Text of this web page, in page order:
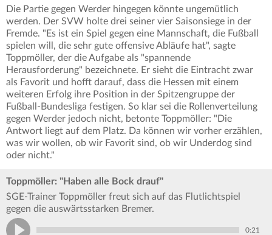
Die Partie gegen Werder hingegen könnte ungemütlich
werden. Der SVW holte drei seiner vier Saisonsiege in der
Fremde. "Es ist ein Spiel gegen eine Mannschaft, die Fußball
spielen will, die sehr gute offensive Abläufe hat", sagte
Toppmöller, der die Aufgabe als "spannende
Herausforderung" bezeichnete. Er sieht die Eintracht zwar
als Favorit und hofft darauf, dass die Hessen mit einem
weiteren Erfolg ihre Position in der Spitzengruppe der
Fußball-Bundesliga festigen. So klar sei die Rollenverteilung
gegen Werder jedoch nicht, betonte Toppmöller: "Die
Antwort liegt auf dem Platz. Da können wir vorher erzählen,
was wir wollen, ob wir Favorit sind, ob wir Underdog sind
oder nicht."
Toppmöller: "Haben alle Bock drauf"
SGE-Trainer Toppmöller freut sich auf das Flutlichtspiel
gegen die auswärtsstarken Bremer.
0:21